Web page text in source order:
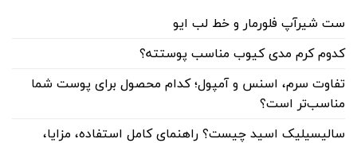
ست شیرآپ فلورمار و خط لب ایو
کدوم کرم مدی کیوب مناسب پوستته؟
تفاوت سرم، اسنس و آمپول؛ کدام محصول برای پوست شما
مناسب‌تر است؟
سالیسیلیک اسید چیست؟ راهنمای کامل استفاده، مزایا،